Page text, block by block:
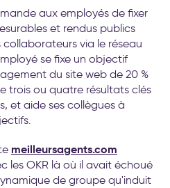
aux employés de fixer
et rendus publics
via le réseau
se fixe un objectif
du site web de 20 %
trois ou quatre résultats clés
et aide ses collègues à
meilleursagents.com
les OKR là où il avait échoué
de groupe qu'induit